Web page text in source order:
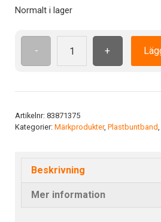
Normalt i lager
-
Cable
mm
+
Artikelnr: 83871375
Kategorier: Märkprodukter, Plastbuntband,
Beskrivning
Mer information